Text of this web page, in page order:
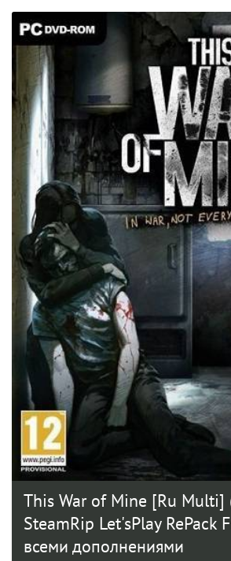
This War of Mine [Ru Multi]
SteamRip Let'sPlay RePack
всеми дополнениями